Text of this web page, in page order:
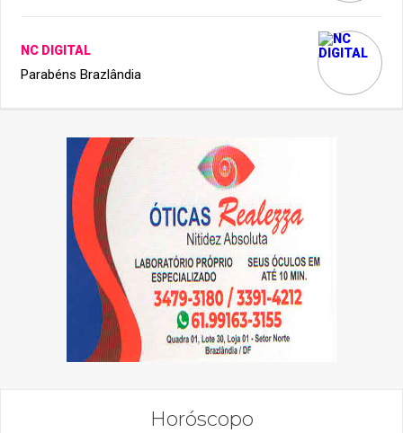
NC DIGITAL
Parabéns Brazlândia
Horóscopo